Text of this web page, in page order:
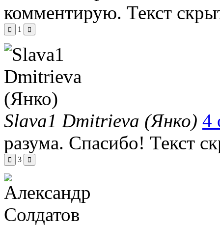
комментирую. Текст
1
Slava1 Dmitrieva (Янко) 4
разума. Спасибо! Текст
3